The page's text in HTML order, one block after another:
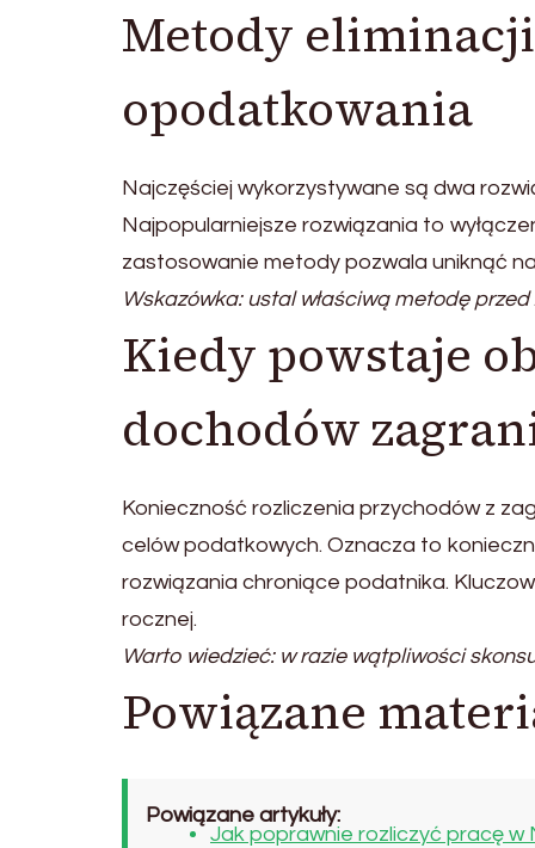
Metody
opodatkowania
Najczęściej wykorzystywane są dwa
Najpopularniejsze rozwiązania to
zastosowanie metody pozwala uniknąć
Wskazówka: ustal właściwą metodę przed
Kiedy powstaje
dochodów
Konieczność rozliczenia przychodów z
celów podatkowych. Oznacza to
rozwiązania chroniące podatnika.
rocznej.
Warto wiedzieć: w razie wątpliwości
Powiązane
Powiązane artykuły:
Jak poprawnie rozliczyć pracę w